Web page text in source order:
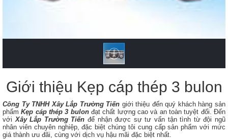
Giới thiệu Kẹp cáp thép 3 bulon
Công Ty TNHH Xây Lắp Trường Tiến giới thiệu đến quý khách hàng sản
phẩmKẹp cáp thép 3 bulon​đạt chất lượng cao và an toàn tuyệt đối. Đến
với Xây Lắp Trường Tiến để nhận được sự tư vấn tận tình từ đội ngũ
nhân viên chuyên nghiệp, đặc biệt chúng tôi cung cấp sản phẩm với mức
giá thành ưu đãi, cùng với dịch vụ hậu mãi đặc biệt nhất.